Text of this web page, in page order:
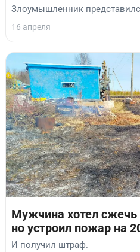
Злоумышленник
16 апреля
Мужчина хотел сжечь
но устроил пожар на
И получил штраф.